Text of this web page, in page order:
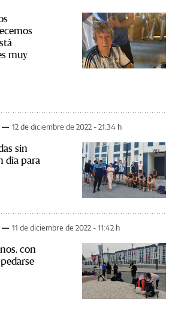
muy
12 de diciembre de 2022 - 21:34 h
sin
día para
11 de diciembre de 2022 - 11:42 h
con